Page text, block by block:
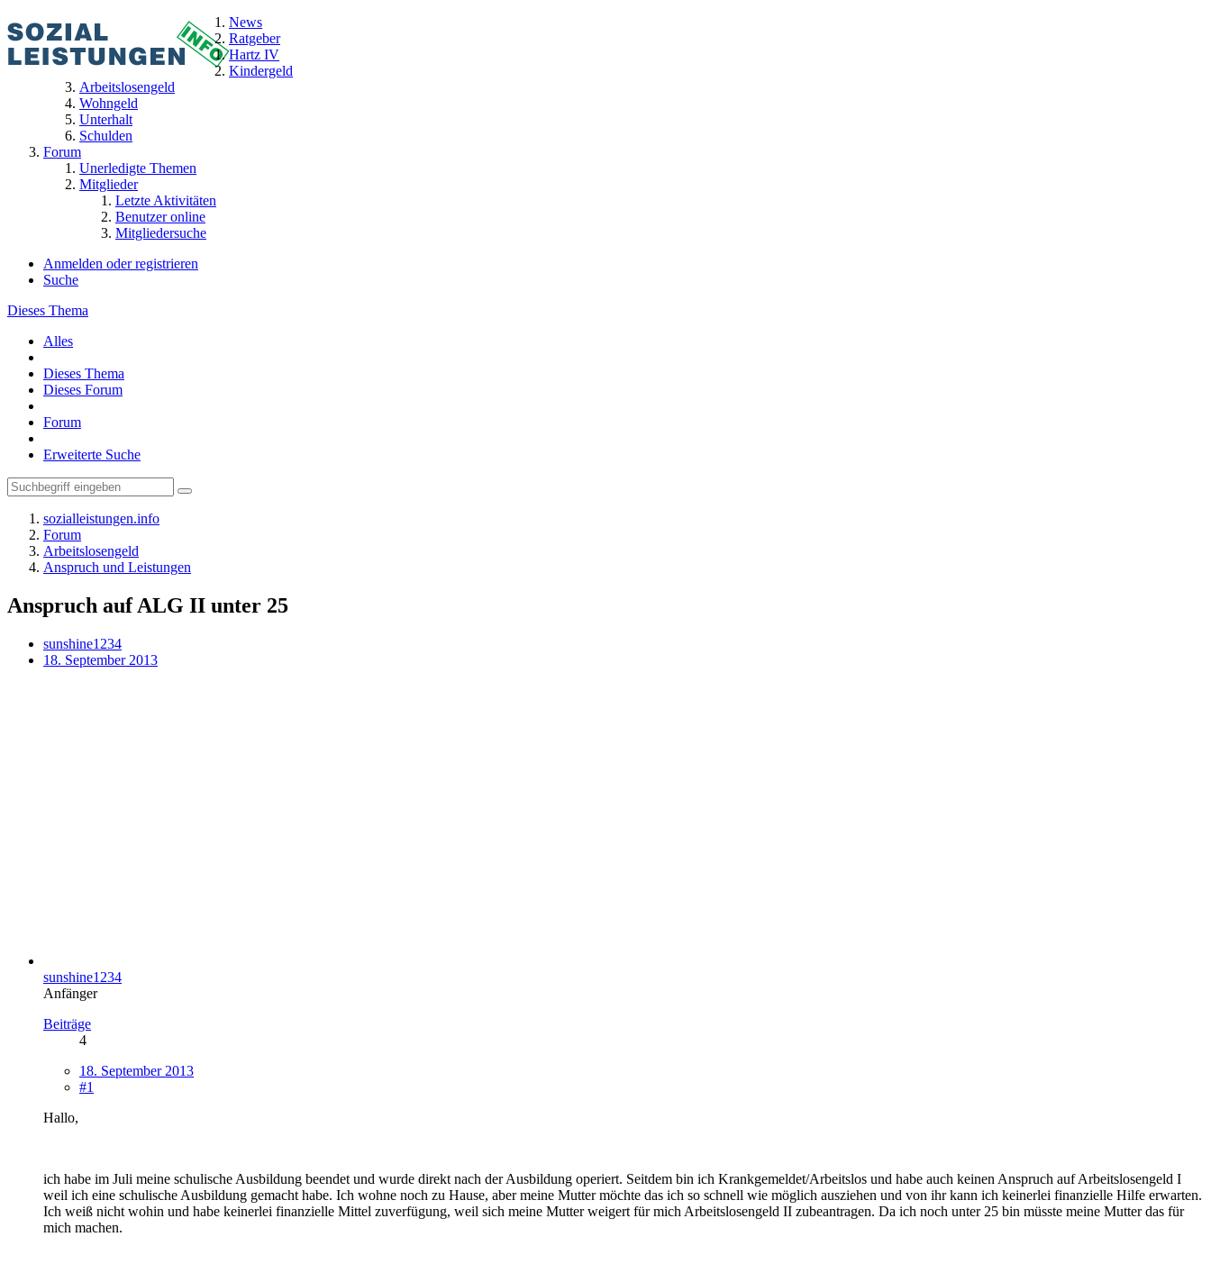
News
Ratgeber
Hartz IV
Kindergeld
Arbeitslosengeld
Wohngeld
Unterhalt
Schulden
Forum
Unerledigte Themen
Mitglieder
Letzte Aktivitäten
Benutzer online
Mitgliedersuche
Anmelden oder registrieren
Suche
Dieses Thema
Alles
Dieses Thema
Dieses Forum
Forum
Erweiterte Suche
sozialleistungen.info
Forum
Arbeitslosengeld
Anspruch und Leistungen
Anspruch auf ALG II unter 25
sunshine1234
18. September 2013
sunshine1234
Anfänger
Beiträge
4
18. September 2013
#1
Hallo,
ich habe im Juli meine schulische Ausbildung beendet und wurde direkt nach der Ausbildung operiert. Seitdem bin ich Krankgemeldet/Arbeitslos und habe auch keinen Anspruch auf Arbeitslosengeld I
weil ich eine schulische Ausbildung gemacht habe. Ich wohne noch zu Hause, aber meine Mutter möchte das ich so schnell wie möglich ausziehen und von ihr kann ich keinerlei finanzielle Hilfe erwarten.
Ich weiß nicht wohin und habe keinerlei finanzielle Mittel zuverfügung, weil sich meine Mutter weigert für mich Arbeitslosengeld II zubeantragen. Da ich noch unter 25 bin müsste meine Mutter das für
mich machen.